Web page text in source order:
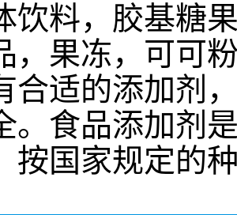
饮料，胶基糖
，果冻，可可
合适的添加剂
。食品添加剂
按国家规定的